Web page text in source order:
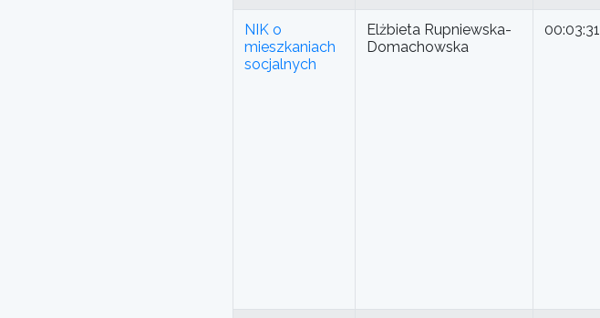
NIK o
mieszkaniach
socjalnych
Elżbieta Rupniewska-
Domachowska
00:03:31